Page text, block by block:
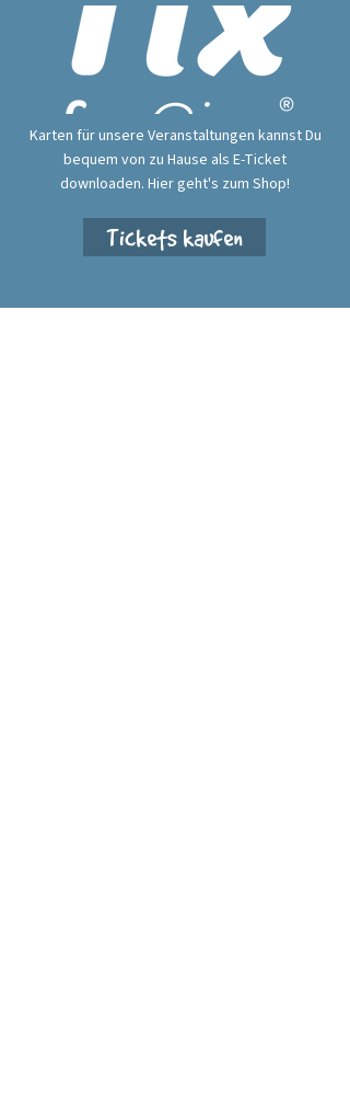
Karten für unsere Veranstaltungen kannst Du
bequem von zu Hause als E-Ticket
downloaden. Hier geht's zum Shop!
Tickets kaufen